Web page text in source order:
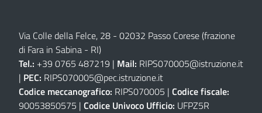
Via Colle della Felce, 28 - 02032 Passo Corese (frazione
di Fara in Sabina - RI)
Tel.: +39 0765 487219 | Mail: RIPS070005@istruzione.it
| PEC: RIPS070005@pec.istruzione.it
Codice meccanografico: RIPS070005 | Codice fiscale:
90053850575 | Codice Univoco Ufficio: UFPZ5R